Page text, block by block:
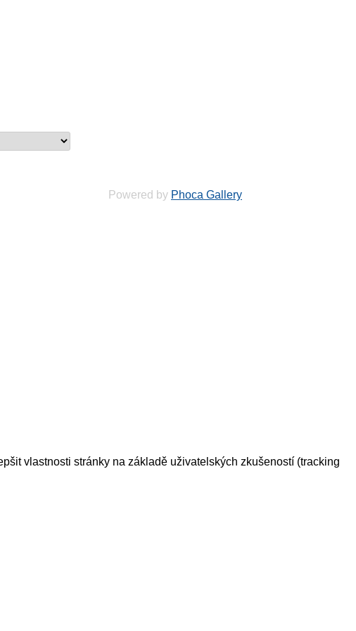
Powered by Phoca Gallery
vlastnosti stránky na základě uživatelských zkušeností (tracking